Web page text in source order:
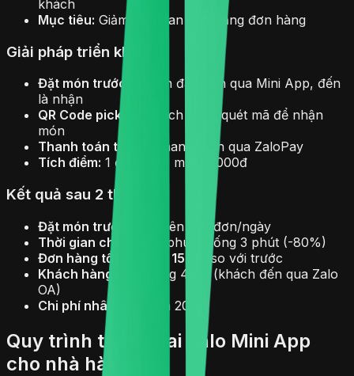
khách
Mục tiêu: Giảm thời gian chờ, tăng đơn hàng
Giải pháp triển khai:
Đặt món trước:
Khách đặt món qua Mini App, đến
là nhận
QR Code pickup:
Khách hàng quét mã để nhận
món
Thanh toán trước:
Thanh toán qua ZaloPay
Tích điểm: 1 điểm cho mỗi 10.000đ
Kết quả sau 2 tháng:
Đặt món trước:
Từ 0 lên 100 đơn/ngày
Thời gian chờ:
Từ 15 phút xuống 3 phút (-80%)
Đơn hàng tổng:
150%
so với trước
Khách hàng mới:
Tăng 40% (khách đến qua Zalo
OA)
Chi phí nhân sự:
Giảm 20%
Quy trình triển khai Zalo Mini App
cho nhà hàng